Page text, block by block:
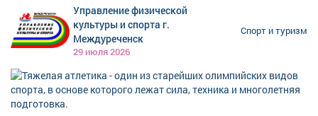
Управление физической
культуры и спорта г.
Междуреченск
29 июля 2026
Спорт и туризм